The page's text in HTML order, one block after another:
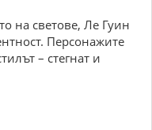
на светове, Ле Гуин
Персонажите
– стегнат и